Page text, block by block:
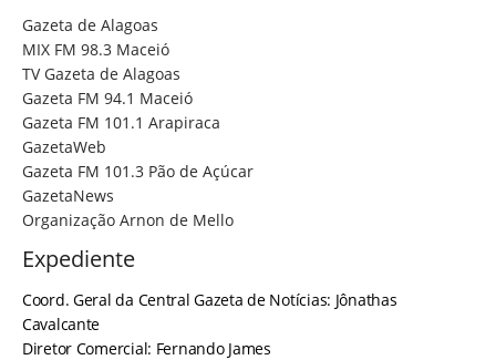
Gazeta de Alagoas
MIX FM 98.3 Maceió
TV Gazeta de Alagoas
Gazeta FM 94.1 Maceió
Gazeta FM 101.1 Arapiraca
GazetaWeb
Gazeta FM 101.3 Pão de Açúcar
GazetaNews
Organização Arnon de Mello
Expediente
Coord. Geral da Central Gazeta de Notícias: Jônathas
Cavalcante
Diretor Comercial: Fernando James